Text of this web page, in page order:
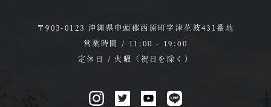
〒903-0123 沖縄県中頭郡西原町字津花波431番地
営業時間 / 11:00 - 19:00
定休日 / 火曜（祝日を除く）